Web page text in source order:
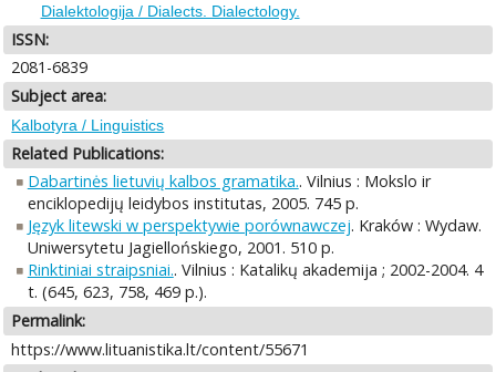
Dialektologija / Dialects. Dialectology.
ISSN:
2081-6839
Subject area:
Kalbotyra / Linguistics
Related Publications:
Dabartinės lietuvių kalbos gramatika.. Vilnius : Mokslo ir
enciklopedijų leidybos institutas, 2005. 745 p.
Język litewski w perspektywie porównawczej. Kraków : Wydaw.
Uniwersytetu Jagiellońskiego, 2001. 510 p.
Rinktiniai straipsniai.. Vilnius : Katalikų akademija ; 2002-2004. 4
t. (645, 623, 758, 469 p.).
Permalink:
https://www.lituanistika.lt/content/55671